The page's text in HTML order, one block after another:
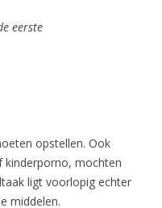
eerste
opstellen. Ook
kinderporno, mochten
ligt voorlopig echter
middelen.